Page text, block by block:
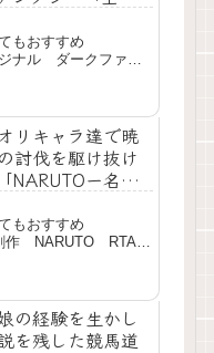
ティが病ん
もおすすめ
ナル ダークファン
リキャラ達で暁
討伐を駆け抜け
NARUTOー名も
もおすすめ
作 NARUTO RTA
の経験を生かし
を残した競馬道